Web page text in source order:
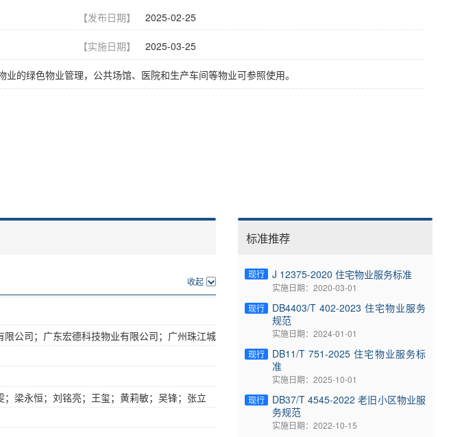
【发布日期】 2025-02-25
【实施日期】 2025-03-25
的绿色物业管理，公共场馆、医院和生产车间等物业可参照使用。
收起
公司；广东宏德科技物业有限公司；广州珠江城
梁永恒；刘铭亮；王玺；黄莉敏；吴锋；张立
标准推荐
现行 J 12375-2020 住宅物业服务标准
实施日期：2020-03-01
现行
DB4403/T 402-2023 住宅物业服务
规范
实施日期：2024-01-01
现行
DB11/T 751-2025 住宅物业服务标
准
实施日期：2025-10-01
现行
DB37/T 4545-2022 老旧小区物业服
务规范
实施日期：2022-10-15